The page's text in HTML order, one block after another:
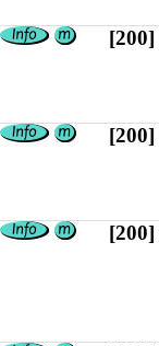
[200]
[200]
[200]